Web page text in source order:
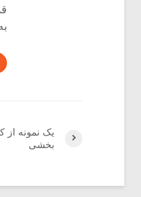
یک نمونه از
بخشی